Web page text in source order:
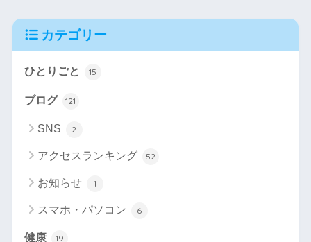
カテゴリー
ひとりごと 15
ブログ 121
SNS 2
アクセスランキング 52
お知らせ 1
スマホ・パソコン 6
健康 19